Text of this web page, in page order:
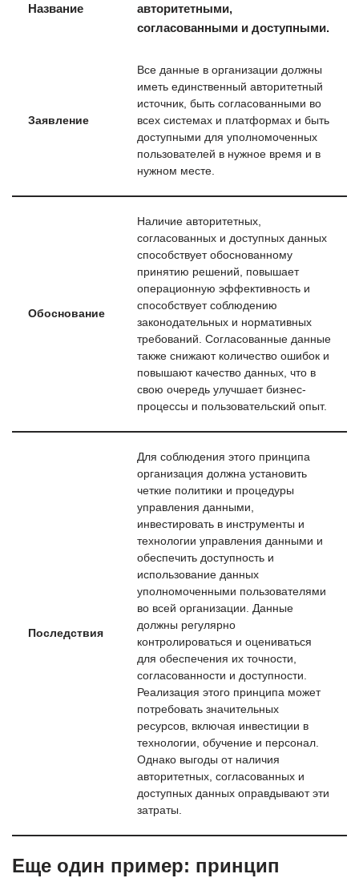
Название
авторитетными,
согласованными и доступными.
Заявление
Все данные в организации должны
иметь единственный авторитетный
источник, быть согласованными во
всех системах и платформах и быть
доступными для уполномоченных
пользователей в нужное время и в
нужном месте.
Обоснование
Наличие авторитетных,
согласованных и доступных данных
способствует обоснованному
принятию решений, повышает
операционную эффективность и
способствует соблюдению
законодательных и нормативных
требований. Согласованные данные
также снижают количество ошибок и
повышают качество данных, что в
свою очередь улучшает бизнес-
процессы и пользовательский опыт.
Последствия
Для соблюдения этого принципа
организация должна установить
четкие политики и процедуры
управления данными,
инвестировать в инструменты и
технологии управления данными и
обеспечить доступность и
использование данных
уполномоченными пользователями
во всей организации. Данные
должны регулярно
контролироваться и оцениваться
для обеспечения их точности,
согласованности и доступности.
Реализация этого принципа может
потребовать значительных
ресурсов, включая инвестиции в
технологии, обучение и персонал.
Однако выгоды от наличия
авторитетных, согласованных и
доступных данных оправдывают эти
затраты.
Еще один пример: принцип